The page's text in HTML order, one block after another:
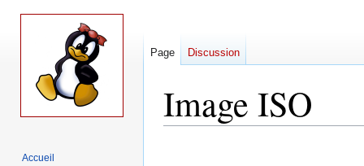
Image ISO
Page Discussion
Accueil